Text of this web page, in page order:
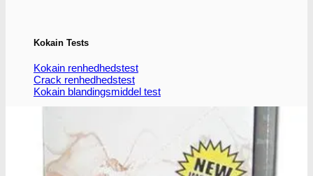
Kokain Tests
Kokain renhedhedstest
Crack renhedhedstest
Kokain blandingsmiddel test
MDMA renhedstest